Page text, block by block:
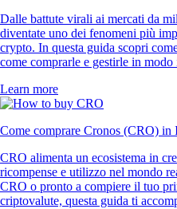
Dalle battute virali ai mercati da
diventate uno dei fenomeni più
crypto. In questa guida scopri
come comprarle e gestirle in modo
Learn more
Come comprare Cronos (CRO) in
CRO alimenta un ecosistema in
ricompense e utilizzo nel mondo
CRO o pronto a compiere il tuo
criptovalute, questa guida ti